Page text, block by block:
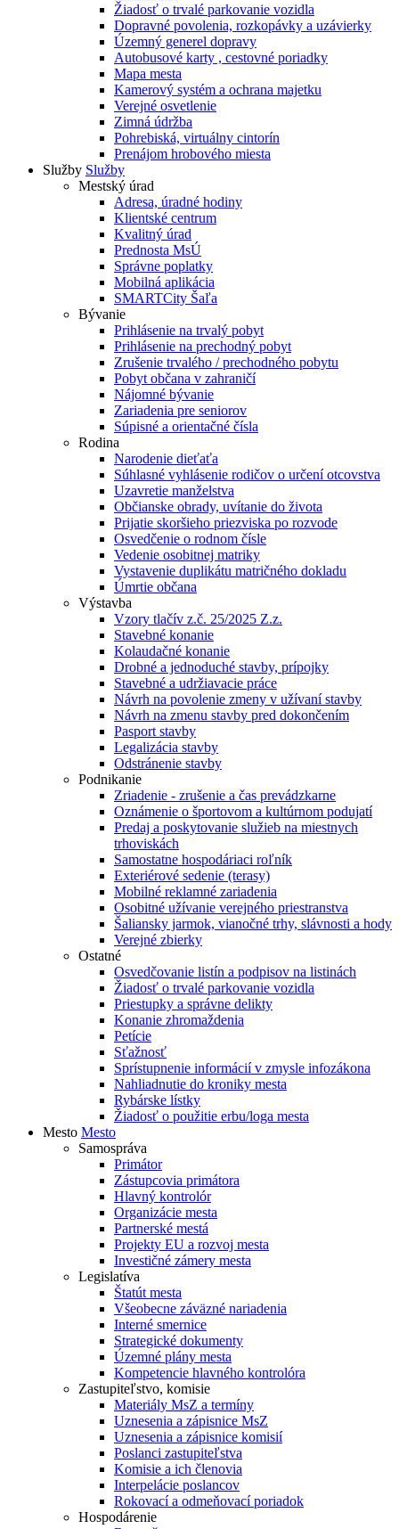
Žiadosť o trvalé parkovanie vozidla
Dopravné povolenia, rozkopávky a uzávierky
Územný generel dopravy
Autobusové karty , cestovné poriadky
Mapa mesta
Kamerový systém a ochrana majetku
Verejné osvetlenie
Zimná údržba
Pohrebiská, virtuálny cintorín
Prenájom hrobového miesta
Služby Služby
Mestský úrad
Adresa, úradné hodiny
Klientské centrum
Kvalitný úrad
Prednosta MsÚ
Správne poplatky
Mobilná aplikácia
SMARTCity Šaľa
Bývanie
Prihlásenie na trvalý pobyt
Prihlásenie na prechodný pobyt
Zrušenie trvalého / prechodného pobytu
Pobyt občana v zahraničí
Nájomné bývanie
Zariadenia pre seniorov
Súpisné a orientačné čísla
Rodina
Narodenie dieťaťa
Súhlasné vyhlásenie rodičov o určení otcovstva
Uzavretie manželstva
Občianske obrady, uvítanie do života
Prijatie skoršieho priezviska po rozvode
Osvedčenie o rodnom čísle
Vedenie osobitnej matriky
Vystavenie duplikátu matričného dokladu
Úmrtie občana
Výstavba
Vzory tlačív z.č. 25/2025 Z.z.
Stavebné konanie
Kolaudačné konanie
Drobné a jednoduché stavby, prípojky
Stavebné a udržiavacie práce
Návrh na povolenie zmeny v užívaní stavby
Návrh na zmenu stavby pred dokončením
Pasport stavby
Legalizácia stavby
Odstránenie stavby
Podnikanie
Zriadenie - zrušenie a čas prevádzkarne
Oznámenie o športovom a kultúrnom podujatí
Predaj a poskytovanie služieb na miestnych
trhoviskách
Samostatne hospodáriaci roľník
Exteriérové sedenie (terasy)
Mobilné reklamné zariadenia
Osobitné užívanie verejného priestranstva
Šaliansky jarmok, vianočné trhy, slávnosti a hody
Verejné zbierky
Ostatné
Osvedčovanie listín a podpisov na listinách
Žiadosť o trvalé parkovanie vozidla
Priestupky a správne delikty
Konanie zhromaždenia
Petície
Sťažnosť
Sprístupnenie informácií v zmysle infozákona
Nahliadnutie do kroniky mesta
Rybárske lístky
Žiadosť o použitie erbu/loga mesta
Mesto Mesto
Samospráva
Primátor
Zástupcovia primátora
Hlavný kontrolór
Organizácie mesta
Partnerské mestá
Projekty EU a rozvoj mesta
Investičné zámery mesta
Legislatíva
Štatút mesta
Všeobecne záväzné nariadenia
Interné smernice
Strategické dokumenty
Územné plány mesta
Kompetencie hlavného kontrolóra
Zastupiteľstvo, komisie
Materiály MsZ a termíny
Uznesenia a zápisnice MsZ
Uznesenia a zápisnice komisií
Poslanci zastupiteľstva
Komisie a ich členovia
Interpelácie poslancov
Rokovací a odmeňovací poriadok
Hospodárenie